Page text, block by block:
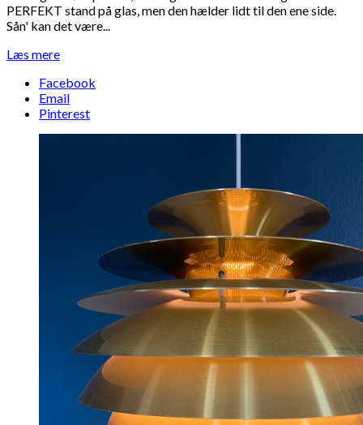
PERFEKT stand på glas, men den hælder lidt til den ene side.
Sån' kan det være...
Læs mere
Facebook
Email
Pinterest